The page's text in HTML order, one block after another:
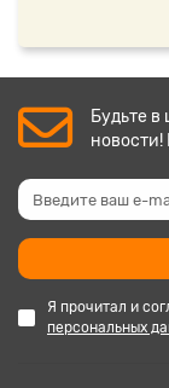
Будьте
новости!
Я прочитал и
персональных